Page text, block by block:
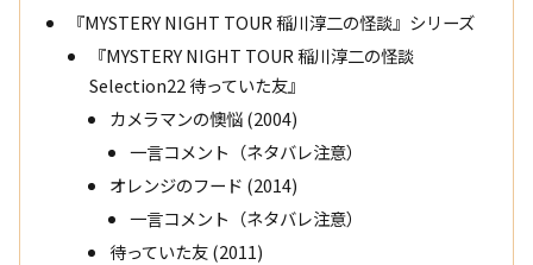
『MYSTERY NIGHT TOUR 稲川淳二の怪談』シリーズ
『MYSTERY NIGHT TOUR 稲川淳二の怪談
Selection22 待っていた友』
カメラマンの懊悩 (2004)
一言コメント（ネタバレ注意）
オレンジのフード (2014)
一言コメント（ネタバレ注意）
待っていた友 (2011)